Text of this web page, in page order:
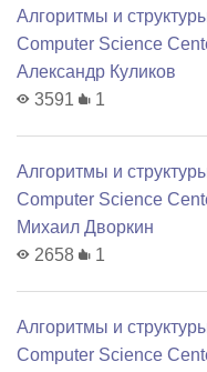
Алгоритмы и
Computer Science
Александр Куликов
3591
1
Алгоритмы и
Computer Science
Михаил Дворкин
2658
1
Алгоритмы и
Computer Science